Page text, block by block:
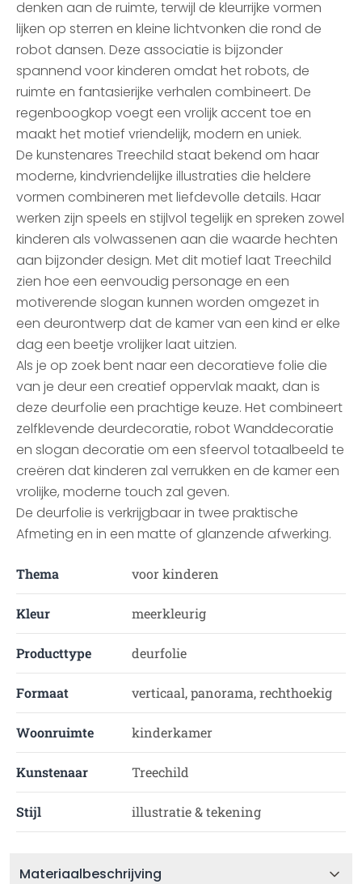
denken aan de ruimte, terwijl de kleurrijke vormen
lijken op sterren en kleine lichtvonken die rond de
robot dansen. Deze associatie is bijzonder
spannend voor kinderen omdat het robots, de
ruimte en fantasierijke verhalen combineert. De
regenboogkop voegt een vrolijk accent toe en
maakt het motief vriendelijk, modern en uniek.
De kunstenares Treechild staat bekend om haar
moderne, kindvriendelijke illustraties die heldere
vormen combineren met liefdevolle details. Haar
werken zijn speels en stijlvol tegelijk en spreken zowel
kinderen als volwassenen aan die waarde hechten
aan bijzonder design. Met dit motief laat Treechild
zien hoe een eenvoudig personage en een
motiverende slogan kunnen worden omgezet in
een deurontwerp dat de kamer van een kind er elke
dag een beetje vrolijker laat uitzien.
Als je op zoek bent naar een decoratieve folie die
van je deur een creatief oppervlak maakt, dan is
deze deurfolie een prachtige keuze. Het combineert
zelfklevende deurdecoratie, robot Wanddecoratie
en slogan decoratie om een sfeervol totaalbeeld te
creëren dat kinderen zal verrukken en de kamer een
vrolijke, moderne touch zal geven.
De deurfolie is verkrijgbaar in twee praktische
Afmeting en in een matte of glanzende afwerking.
Thema voor kinderen
Kleur meerkleurig
Producttype deurfolie
Formaat verticaal, panorama, rechthoekig
Woonruimte kinderkamer
Kunstenaar Treechild
Stijl illustratie & tekening
Materiaalbeschrijving